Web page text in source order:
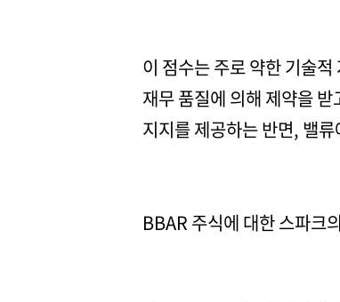
이 점수는 주로 약한 기술
재무 품질에 의해 제약을
지지를 제공하는 반면, 밸
BBAR 주식에 대한 스파크